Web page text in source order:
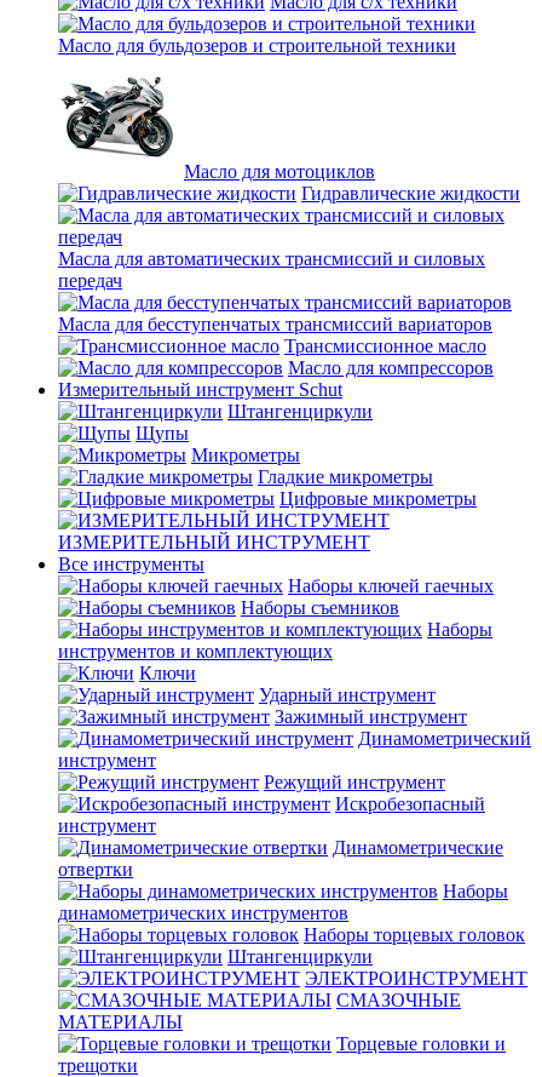
Масло для бульдозеров и строительной техники
Масло для мотоциклов
Гидравлические жидкости
Масла для автоматических трансмиссий и силовых
передач
Масла для бесступенчатых трансмиссий вариаторов
Трансмиссионное масло
Масло для компрессоров
Измерительный инструмент Schut
Штангенциркули
Щупы
Микрометры
Гладкие микрометры
Цифровые микрометры
ИЗМЕРИТЕЛЬНЫЙ ИНСТРУМЕНТ
Все инструменты
Наборы ключей гаечных
Наборы съемников
Наборы
инструментов и комплектующих
Ключи
Ударный инструмент
Зажимный инструмент
Динамометрический
инструмент
Режущий инструмент
Искробезопасный
инструмент
Динамометрические
отвертки
Наборы
динамометрических инструментов
Наборы торцевых головок
Штангенциркули
ЭЛЕКТРОИНСТРУМЕНТ
СМАЗОЧНЫЕ
МАТЕРИАЛЫ
Торцевые головки и
трещотки